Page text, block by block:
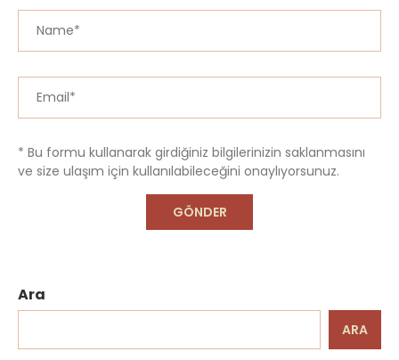
* Bu formu kullanarak girdiğiniz bilgilerinizin saklanmasını
ve size ulaşım için kullanılabileceğini onaylıyorsunuz.
Ara
ARA